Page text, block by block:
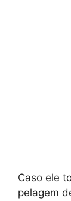
Caso ele
pelagem